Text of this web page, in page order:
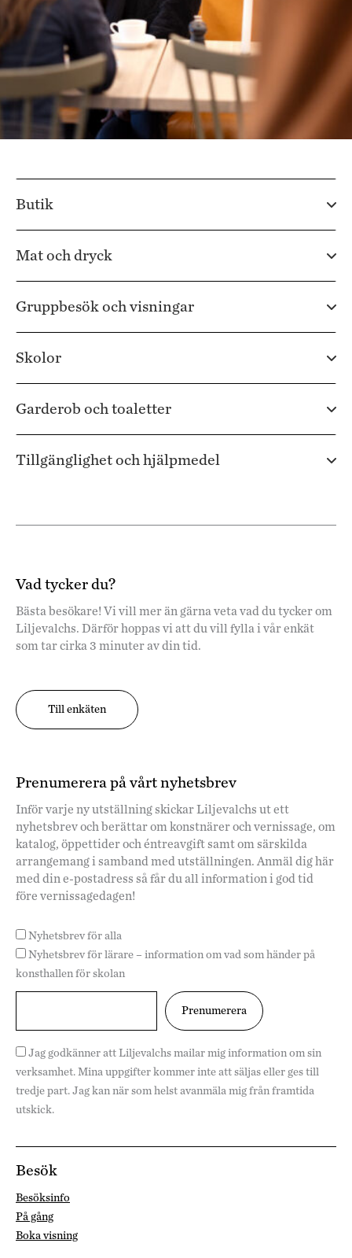
Butik
Mat och dryck
Gruppbesök och visningar
Skolor
Garderob och toaletter
Tillgänglighet och hjälpmedel
Vad tycker du?
Bästa besökare! Vi vill mer än gärna veta vad du tycker om
Liljevalchs. Därför hoppas vi att du vill fylla i vår enkät
som tar cirka 3 minuter av din tid.
Till enkäten
Prenumerera på vårt nyhetsbrev
Inför varje ny utställning skickar Liljevalchs ut ett
nyhetsbrev och berättar om konstnärer och vernissage, om
katalog, öppettider och éntreavgift samt om särskilda
arrangemang i samband med utställningen. Anmäl dig här
med din e-postadress så får du all information i god tid
före vernissagedagen!
Nyhetsbrev för alla
Nyhetsbrev för lärare – information om vad som händer på
konsthallen för skolan
Jag godkänner att Liljevalchs mailar mig information om sin
verksamhet. Mina uppgifter kommer inte att säljas eller ges till
tredje part. Jag kan när som helst avanmäla mig från framtida
utskick.
Besök
Besöksinfo
På gång
Boka visning